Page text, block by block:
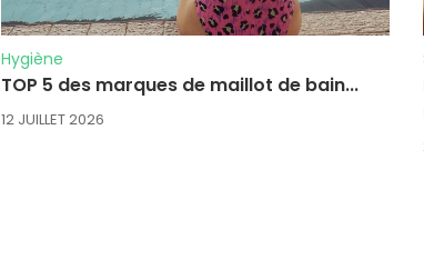
Hygiène
TOP 5 des marques de maillot de bain...
12 JUILLET 2026